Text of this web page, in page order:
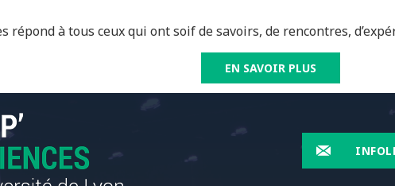
répond à tous ceux qui ont soif de savoirs, de rencontres,
EN SAVOIR PLUS